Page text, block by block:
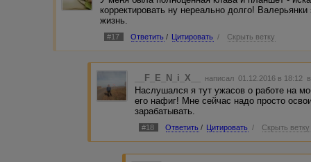
корректировать ну нереально долго!
жизнь.
#17 Ответить / Цитировать / Скрыть ветку
__F_E_N_i_X__ написал 01.12.2016 в 18:12
Наслушался я тут ужасов о работе на
его нафиг! Мне сейчас надо просто
зарабатывать.
#18 Ответить / Цитировать / Скрыть ветку